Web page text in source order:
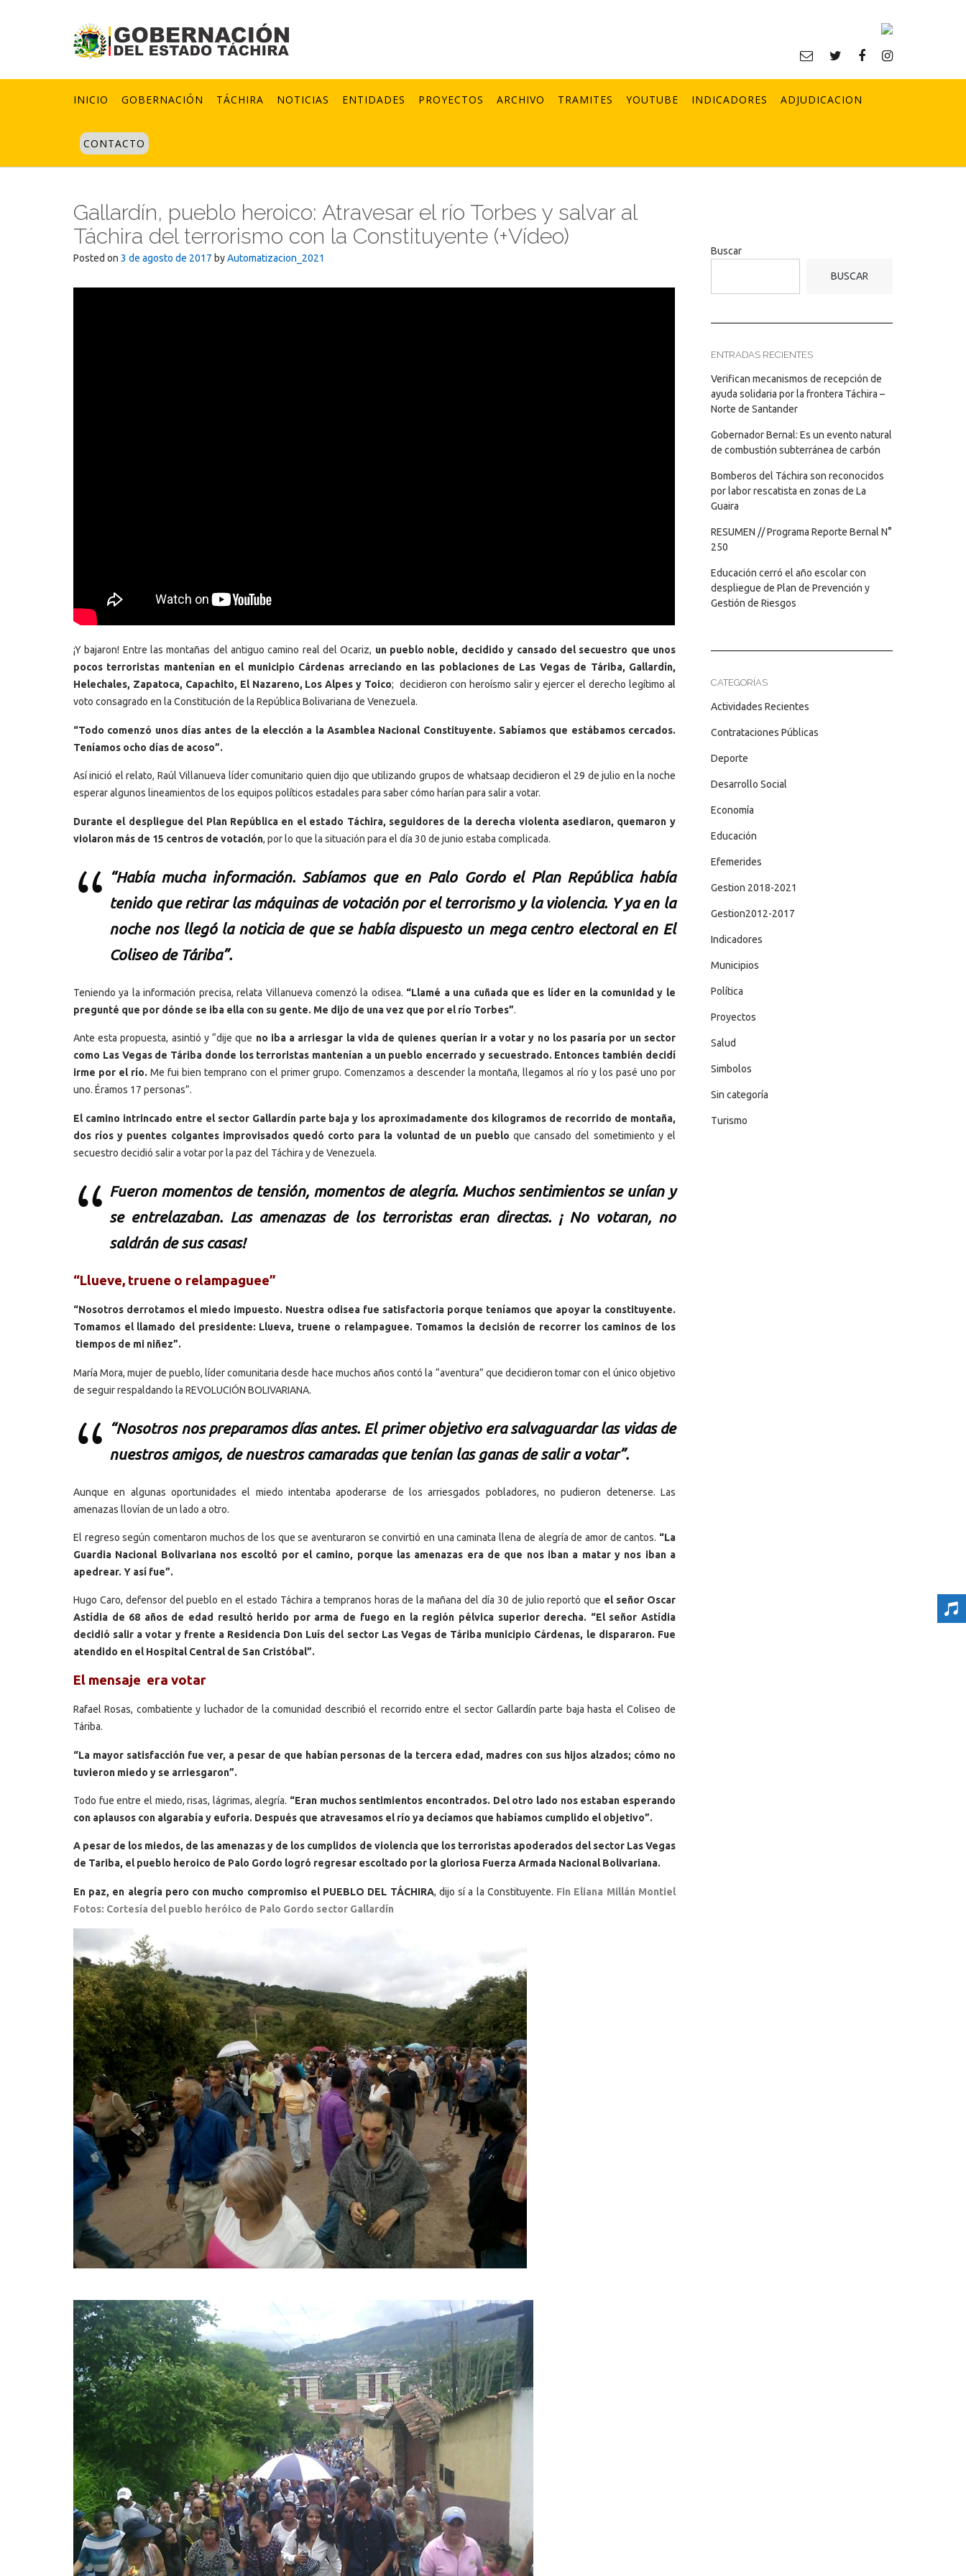
INICIO GOBERNACIÓN TÁCHIRA NOTICIAS ENTIDADES PROYECTOS ARCHIVO TRAMITES YOUTUBE INDICADORES ADJUDICACION
CONTACTO
Gallardín, pueblo heroico: Atravesar el río Torbes y salvar al
Táchira del terrorismo con la Constituyente (+Vídeo)
Posted on 3 de agosto de 2017 byAutomatizacion_2021
¡Y bajaron! Entre las montañas del antiguo camino real del Ocariz, un pueblo noble, decidido y cansado del secuestro que unos
pocos terroristas mantenían en el municipio Cárdenas arreciando en las poblaciones de Las Vegas de Táriba, Gallardín,
Helechales, Zapatoca, Capachito, El Nazareno, Los Alpes y Toico; decidieron con heroísmo salir y ejercer el derecho legítimo al
voto consagrado en la Constitución de la República Bolivariana de Venezuela.
“Todo comenzó unos días antes de la elección a la Asamblea Nacional Constituyente. Sabíamos que estábamos cercados.
Teníamos ocho días de acoso”.
Así inició el relato, Raúl Villanueva líder comunitario quien dijo que utilizando grupos de whatsaap decidieron el 29 de julio en la noche
esperar algunos lineamientos de los equipos políticos estadales para saber cómo harían para salir a votar.
Durante el despliegue del Plan República en el estado Táchira, seguidores de la derecha violenta asediaron, quemaron y
violaron más de 15 centros de votación, por lo que la situación para el día 30 de junio estaba complicada.
“Había mucha información. Sabíamos que en Palo Gordo el Plan República había
tenido que retirar las máquinas de votación por el terrorismo y la violencia. Y ya en la
noche nos llegó la noticia de que se había dispuesto un mega centro electoral en El
Coliseo de Táriba”.
Teniendo ya la información precisa, relata Villanueva comenzó la odisea. “Llamé a una cuñada que es líder en la comunidad y le
pregunté que por dónde se iba ella con su gente. Me dijo de una vez que por el río Torbes”.
Ante esta propuesta, asintió y “dije que no iba a arriesgar la vida de quienes querían ir a votar y no los pasaría por un sector
como Las Vegas de Táriba donde los terroristas mantenían a un pueblo encerrado y secuestrado. Entonces también decidí
irme por el río. Me fui bien temprano con el primer grupo. Comenzamos a descender la montaña, llegamos al río y los pasé uno por
uno. Éramos 17 personas”.
El camino intrincado entre el sector Gallardín parte baja y los aproximadamente dos kilogramos de recorrido de montaña,
dos ríos y puentes colgantes improvisados quedó corto para la voluntad de un pueblo que cansado del sometimiento y el
secuestro decidió salir a votar por la paz del Táchira y de Venezuela.
Fueron momentos de tensión, momentos de alegría. Muchos sentimientos se unían y
se entrelazaban. Las amenazas de los terroristas eran directas. ¡ No votaran, no
saldrán de sus casas!
“Llueve, truene o relampaguee”
“Nosotros derrotamos el miedo impuesto. Nuestra odisea fue satisfactoria porque teníamos que apoyar la constituyente.
Tomamos el llamado del presidente: Llueva, truene o relampaguee. Tomamos la decisión de recorrer los caminos de los
tiempos de mi niñez”.
María Mora, mujer de pueblo, líder comunitaria desde hace muchos años contó la “aventura” que decidieron tomar con el único objetivo
de seguir respaldando la REVOLUCIÓN BOLIVARIANA.
“Nosotros nos preparamos días antes. El primer objetivo era salvaguardar las vidas de
nuestros amigos, de nuestros camaradas que tenían las ganas de salir a votar”.
Aunque en algunas oportunidades el miedo intentaba apoderarse de los arriesgados pobladores, no pudieron detenerse. Las
amenazas llovían de un lado a otro.
El regreso según comentaron muchos de los que se aventuraron se convirtió en una caminata llena de alegría de amor de cantos. “La
Guardia Nacional Bolivariana nos escoltó por el camino, porque las amenazas era de que nos iban a matar y nos iban a
apedrear. Y así fue”.
Hugo Caro, defensor del pueblo en el estado Táchira a tempranos horas de la mañana del día 30 de julio reportó que el señor Oscar
Astídia de 68 años de edad resultó herido por arma de fuego en la región pélvica superior derecha. “El señor Astídia
decidió salir a votar y frente a Residencia Don Luís del sector Las Vegas de Táriba municipio Cárdenas, le dispararon. Fue
atendido en el Hospital Central de San Cristóbal”.
El mensaje era votar
Rafael Rosas, combatiente y luchador de la comunidad describió el recorrido entre el sector Gallardín parte baja hasta el Coliseo de
Táriba.
“La mayor satisfacción fue ver, a pesar de que habían personas de la tercera edad, madres con sus hijos alzados; cómo no
tuvieron miedo y se arriesgaron”.
Todo fue entre el miedo, risas, lágrimas, alegría. “Eran muchos sentimientos encontrados. Del otro lado nos estaban esperando
con aplausos con algarabía y euforia. Después que atravesamos el río ya decíamos que habíamos cumplido el objetivo”.
A pesar de los miedos, de las amenazas y de los cumplidos de violencia que los terroristas apoderados del sector Las Vegas
de Tariba, el pueblo heroico de Palo Gordo logró regresar escoltado por la gloriosa Fuerza Armada Nacional Bolivariana.
En paz, en alegría pero con mucho compromiso el PUEBLO DEL TÁCHIRA, dijo sí a la Constituyente. Fin Eliana Millán Montiel
Fotos: Cortesía del pueblo heróico de Palo Gordo sector Gallardín
Buscar
BUSCAR
ENTRADAS RECIENTES
Verifican mecanismos de recepción de
ayuda solidaria por la frontera Táchira –
Norte de Santander
Gobernador Bernal: Es un evento natural
de combustión subterránea de carbón
Bomberos del Táchira son reconocidos
por labor rescatista en zonas de La
Guaira
RESUMEN // Programa Reporte Bernal N°
250
Educación cerró el año escolar con
despliegue de Plan de Prevención y
Gestión de Riesgos
CATEGORÍAS
Actividades Recientes
Contrataciones Públicas
Deporte
Desarrollo Social
Economía
Educación
Efemerides
Gestion 2018-2021
Gestion2012-2017
Indicadores
Municipios
Política
Proyectos
Salud
Simbolos
Sin categoría
Turismo